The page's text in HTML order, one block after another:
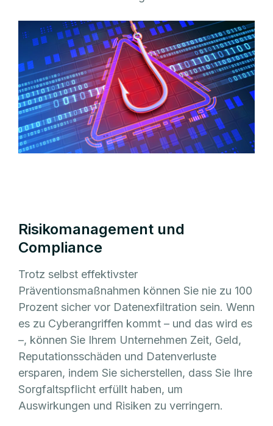
Risikomanagement und
Compliance
Trotz selbst effektivster
Präventionsmaßnahmen können Sie nie zu 100
Prozent sicher vor Datenexfiltration sein. Wenn
es zu Cyberangriffen kommt – und das wird es
–, können Sie Ihrem Unternehmen Zeit, Geld,
Reputationsschäden und Datenverluste
ersparen, indem Sie sicherstellen, dass Sie Ihre
Sorgfaltspflicht erfüllt haben, um
Auswirkungen und Risiken zu verringern.